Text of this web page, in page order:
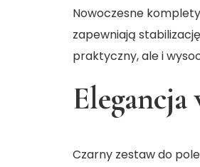
Nowoczesne
zapewniają
praktyczny, ale i
Czarny zestaw do